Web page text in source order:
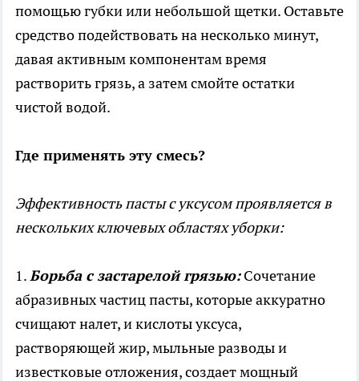
помощью губки или небольшой щетки. Оставьте
средство подействовать на несколько минут,
давая активным компонентам время
растворить грязь, а затем смойте остатки
чистой водой.
Где применять эту смесь?
Эффективность пасты с уксусом проявляется в
нескольких ключевых областях уборки:
1.Борьба с застарелой грязью:Сочетание
абразивных частиц пасты, которые аккуратно
счищают налет, и кислоты уксуса,
растворяющей жир, мыльные разводы и
известковые отложения, создает мощный